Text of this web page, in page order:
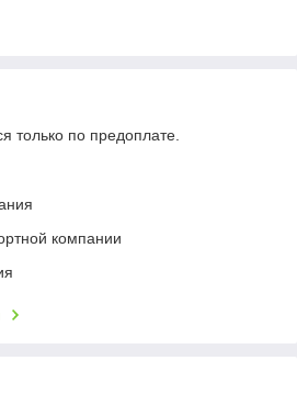
только по предоплате.
компании